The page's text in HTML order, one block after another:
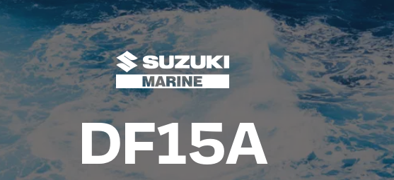
DF15A